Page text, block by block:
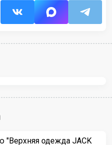
"Верхняя одежда JACK